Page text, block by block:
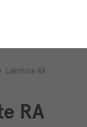
Lakritste RA
RA